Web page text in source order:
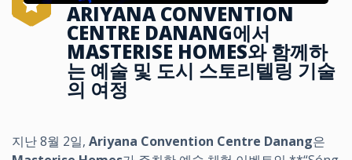
ARIYANA CONVENTION
CENTRE DANANG에서
MASTERISE HOMES와 함께하
는 예술 및 도시 스토리텔링 기술
의 여정
지난 8월 2일, Ariyana Convention Centre Danang은